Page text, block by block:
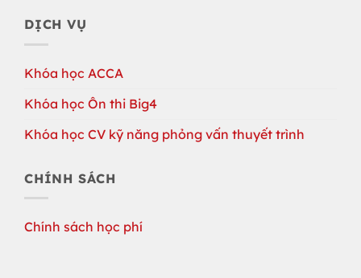
DỊCH VỤ
Khóa học ACCA
Khóa học Ôn thi Big4
Khóa học CV kỹ năng phỏng vấn thuyết trình
CHÍNH SÁCH
Chính sách học phí